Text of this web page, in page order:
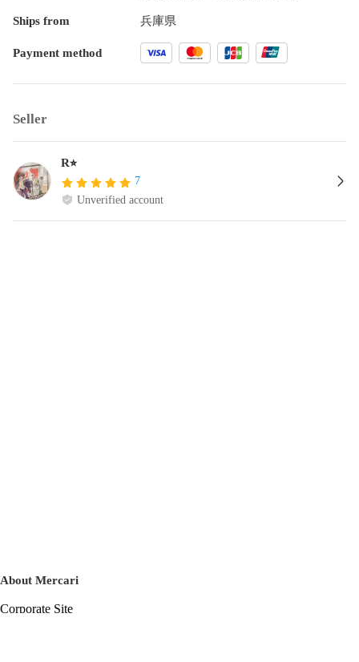
Ships from 兵庫県
Payment method
Seller
R⭐︎
7
Unverified account
About Mercari
Corporate Site